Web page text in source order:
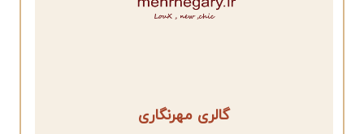
گالری مهرنگاری